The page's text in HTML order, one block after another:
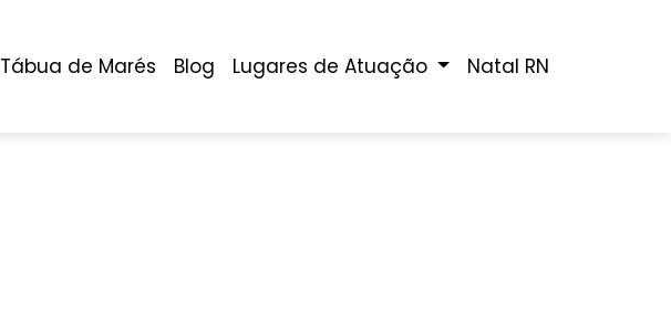
Tábua de Marés Blog Lugares de Atuação Natal RN